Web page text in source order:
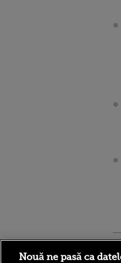
Nouă ne pasă ca